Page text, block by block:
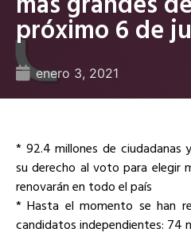
próximo 6 de
enero 3, 2021
* 92.4 millones de ciudadanas
su derecho al voto para elegir
renovarán en todo el país
* Hasta el momento se han
candidatos independientes: 74